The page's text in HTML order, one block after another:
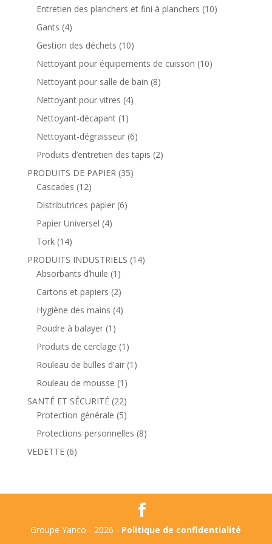
Entretien des planchers et fini à planchers (10)
Gants (4)
Gestion des déchets (10)
Nettoyant pour équipements de cuisson (10)
Nettoyant pour salle de bain (8)
Nettoyant pour vitres (4)
Nettoyant-décapant (1)
Nettoyant-dégraisseur (6)
Produits d’entretien des tapis (2)
PRODUITS DE PAPIER (35)
Cascades (12)
Distributrices papier (6)
Papier Universel (4)
Tork (14)
PRODUITS INDUSTRIELS (14)
Absorbants d’huile (1)
Cartons et papiers (2)
Hygiène des mains (4)
Poudre à balayer (1)
Produits de cerclage (1)
Rouleau de bulles d'air (1)
Rouleau de mousse (1)
SANTÉ ET SÉCURITÉ (22)
Protection générale (5)
Protections personnelles (8)
VEDETTE (6)
Groupe Yanco - 2026 - Politique de confidentialité